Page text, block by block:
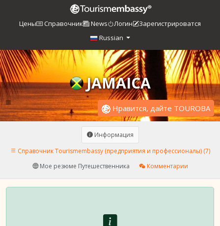
Цены Справочник News Логин
Зарегистрироватся
Russian
JAMAICA
Нравится, дайте TOUROBA
Информация
Справочник Tourismembassy (предприятия и профессионалы) (7)
Мое резюме Путешественника
Комментарии